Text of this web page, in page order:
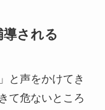
される
と声をかけてき
て危ないところ